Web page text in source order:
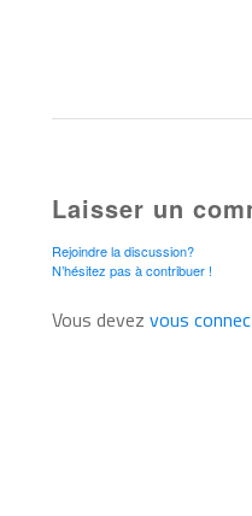
Laisser un
Rejoindre la discussion?
N’hésitez pas à contribuer !
Vous devez vous